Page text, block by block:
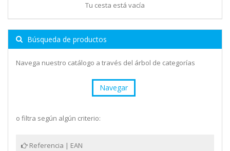
Tu cesta está vacía
Búsqueda de productos
Navega nuestro catálogo a través del árbol de categorías
Navegar
o filtra según algún criterio:
Referencia | EAN